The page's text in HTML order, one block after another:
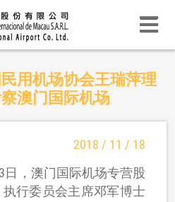
用机场协会王瑞萍理
澳门国际机场
2018 / 11 / 18
日，澳门国际机场专营股
执行委员会主席邓军博士